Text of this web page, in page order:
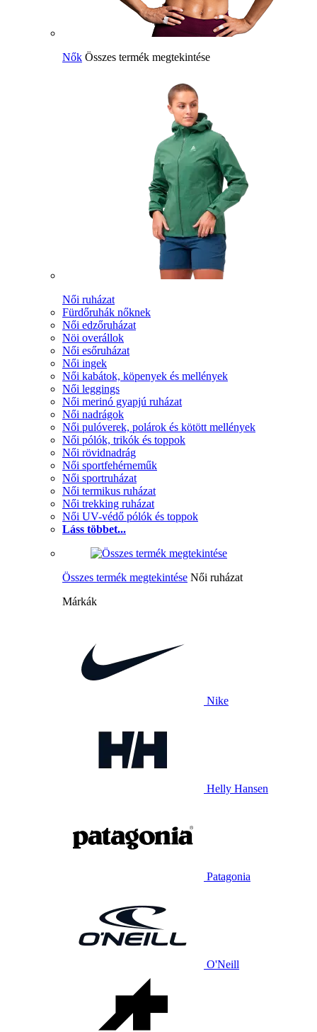
Nők Összes termék megtekintése
Női ruházat
Fürdőruhák nőknek
Női edzőruházat
Nöi overállok
Női esőruházat
Női ingek
Női kabátok, köpenyek és mellények
Női leggings
Női merinó gyapjú ruházat
Női nadrágok
Női pulóverek, polárok és kötött mellények
Női pólók, trikók és toppok
Női rövidnadrág
Női sportfehérneműk
Női sportruházat
Női termikus ruházat
Női trekking ruházat
Női UV-védő pólók és toppok
Láss többet...
Összes termék megtekintése Női ruházat
Márkák
Nike
Helly Hansen
Patagonia
O'Neill